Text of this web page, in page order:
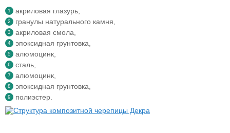
акриловая глазурь,
гранулы натурального камня,
акриловая смола,
эпоксидная грунтовка,
алюмоцинк,
сталь,
алюмоцинк,
эпоксидная грунтовка,
полиэстер.